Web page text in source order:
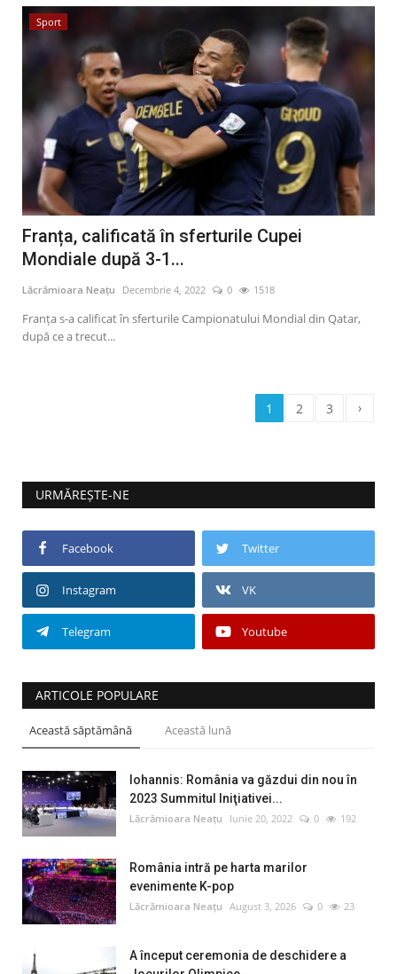
Sport
Franța, calificată în sferturile Cupei
Mondiale după 3-1...
Lăcrămioara Neațu Decembrie 4, 2022 0 1518
Franța s-a calificat în sferturile Campionatului Mondial din Qatar,
după ce a trecut...
1 2 3 ›
URMĂREȘTE-NE
Facebook Twitter
Instagram VK
Telegram Youtube
ARTICOLE POPULARE
Această săptămână Această lună
Iohannis: România va găzdui din nou în
2023 Summitul Iniţiativei...
Lăcrămioara Neațu Iunie 20, 2022 0 192
România intră pe harta marilor
evenimente K-pop
Lăcrămioara Neațu August 3, 2026 0 23
A început ceremonia de deschidere a